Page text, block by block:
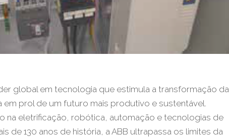
global em tecnologia que estimula a transformação da
em prol de um futuro mais produtivo e sustentável.
na eletrificação, robótica, automação e tecnologias de
de 130 anos de história, a ABB ultrapassa os limites da